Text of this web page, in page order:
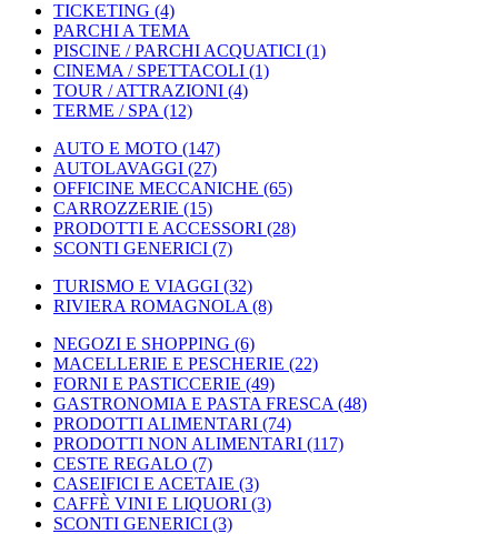
TICKETING (4)
PARCHI A TEMA
PISCINE / PARCHI ACQUATICI (1)
CINEMA / SPETTACOLI (1)
TOUR / ATTRAZIONI (4)
TERME / SPA (12)
AUTO E MOTO (147)
AUTOLAVAGGI (27)
OFFICINE MECCANICHE (65)
CARROZZERIE (15)
PRODOTTI E ACCESSORI (28)
SCONTI GENERICI (7)
TURISMO E VIAGGI (32)
RIVIERA ROMAGNOLA (8)
NEGOZI E SHOPPING (6)
MACELLERIE E PESCHERIE (22)
FORNI E PASTICCERIE (49)
GASTRONOMIA E PASTA FRESCA (48)
PRODOTTI ALIMENTARI (74)
PRODOTTI NON ALIMENTARI (117)
CESTE REGALO (7)
CASEIFICI E ACETAIE (3)
CAFFÈ VINI E LIQUORI (3)
SCONTI GENERICI (3)